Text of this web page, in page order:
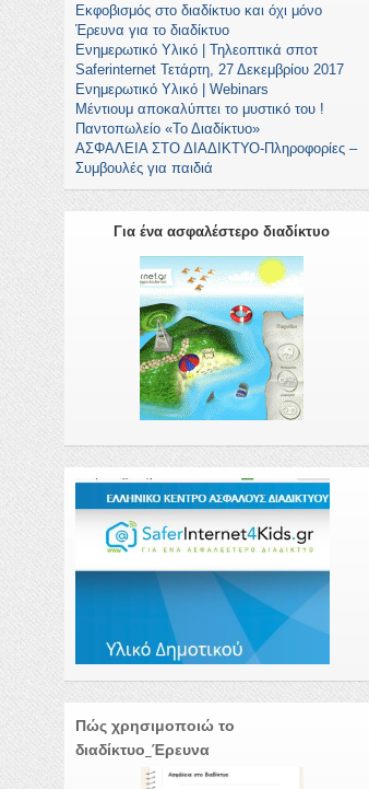
Εκφοβισμός στο διαδίκτυο και όχι μόνο
Έρευνα για το διαδίκτυο
Ενημερωτικό Υλικό | Τηλεοπτικά σποτ
Saferinternet Τετάρτη, 27 Δεκεμβρίου 2017
Ενημερωτικό Υλικό | Webinars
Μέντιουμ αποκαλύπτει το μυστικό του !
Παντοπωλείο «Το Διαδίκτυο»
ΑΣΦΑΛΕΙΑ ΣΤΟ ΔΙΑΔΙΚΤΥΟ-Πληροφορίες –
Συμβουλές για παιδιά
Για ένα ασφαλέστερο διαδίκτυο
Πώς χρησιμοποιώ το
διαδίκτυο_Έρευνα